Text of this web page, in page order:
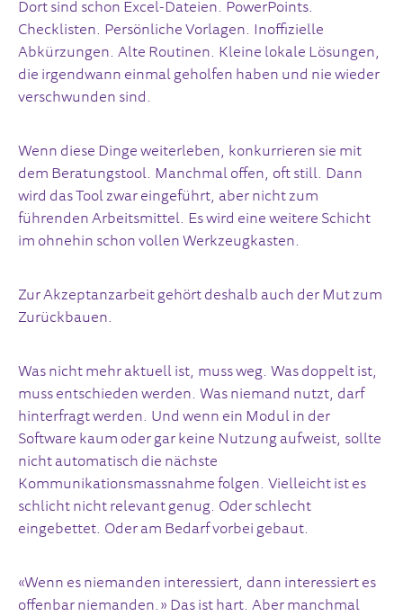
Dort sind schon Excel-Dateien. PowerPoints.
Checklisten. Persönliche Vorlagen. Inoffizielle
Abkürzungen. Alte Routinen. Kleine lokale Lösungen,
die irgendwann einmal geholfen haben und nie wieder
verschwunden sind.
Wenn diese Dinge weiterleben, konkurrieren sie mit
dem Beratungstool. Manchmal offen, oft still. Dann
wird das Tool zwar eingeführt, aber nicht zum
führenden Arbeitsmittel. Es wird eine weitere Schicht
im ohnehin schon vollen Werkzeugkasten.
Zur Akzeptanzarbeit gehört deshalb auch der Mut zum
Zurückbauen.
Was nicht mehr aktuell ist, muss weg. Was doppelt ist,
muss entschieden werden. Was niemand nutzt, darf
hinterfragt werden. Und wenn ein Modul in der
Software kaum oder gar keine Nutzung aufweist, sollte
nicht automatisch die nächste
Kommunikationsmassnahme folgen. Vielleicht ist es
schlicht nicht relevant genug. Oder schlecht
eingebettet. Oder am Bedarf vorbei gebaut.
«Wenn es niemanden interessiert, dann interessiert es
offenbar niemanden.» Das ist hart. Aber manchmal